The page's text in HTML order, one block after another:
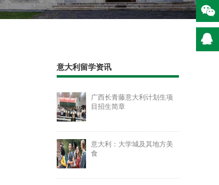
意大利留学资讯
广西长青藤意大利计划生项
目招生简章
意大利：大学城及其地方美
食